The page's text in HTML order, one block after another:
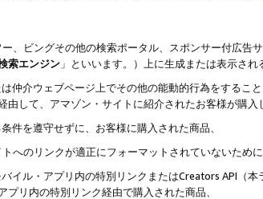
、ビングその他の検索ポータル、スポンサー付広
索エンジン 」といいます。）上に生成または表示さ
仲介ウェブページ上でその他の能動的行為をする
由して、アマゾン・サイトに紹介されたお客様が購入
件を遵守せずに、お客様に購入された商品、
へのリンクが適正にフォーマットされていないため
イル・アプリ内の特別リンクまたはCreators API（
リ内の特別リンク経由で購入された商品、